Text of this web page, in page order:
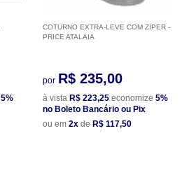
5%
COTURNO EXTRA-LEVE COM ZIPER -
PRICE ATALAIA
por R$ 235,00
à vista R$ 223,25 economize 5%
no Boleto Bancário ou Pix
ou em 2x de R$ 117,50